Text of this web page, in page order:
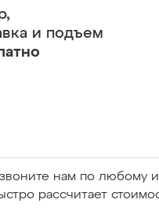
и подъем
нам по любому
рассчитает